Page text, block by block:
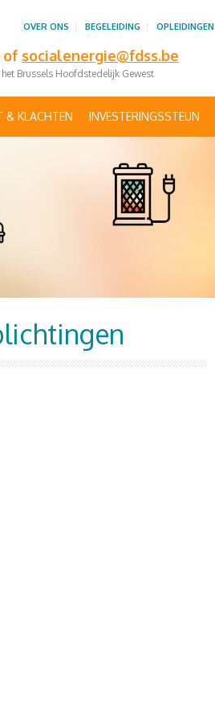
of socialenergie@fdss.be
Brussels Hoofdstedelijk Gewest
OVER ONS BEGELEIDING OPLEIDINGEN
& KLACHTEN INVESTERINGSSTEUN